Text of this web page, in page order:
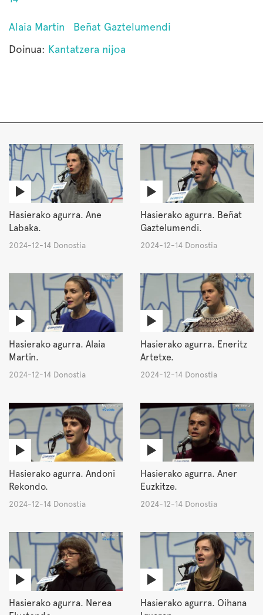
Alaia Martin
Beñat Gaztelumendi
Doinua: Kantatzera nijoa
Hasierako agurra. Ane
Labaka.
2024-12-14 Donostia
Hasierako agurra. Beñat
Gaztelumendi.
2024-12-14 Donostia
Hasierako agurra. Alaia
Martin.
2024-12-14 Donostia
Hasierako agurra. Eneritz
Artetxe.
2024-12-14 Donostia
Hasierako agurra. Andoni
Rekondo.
2024-12-14 Donostia
Hasierako agurra. Aner
Euzkitze.
2024-12-14 Donostia
Hasierako agurra. Nerea
Hasierako agurra. Oihana